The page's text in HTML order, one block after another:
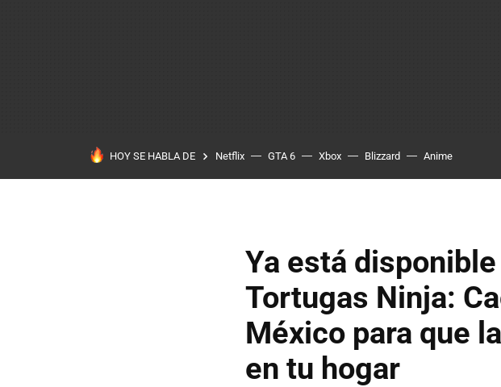
HOY SE HABLA DE Netflix GTA 6 Xbox Blizzard Anime
Ya está
Tortugas Ninja:
México para que
en tu hogar